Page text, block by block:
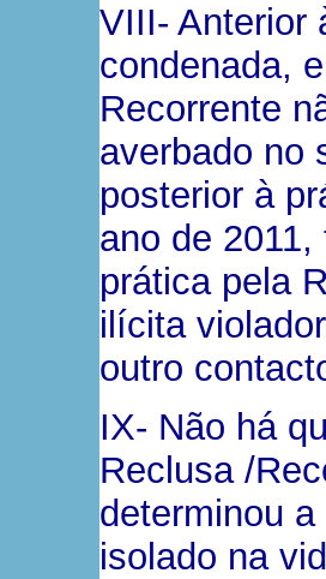
VIII- Anterior
condenada,
Recorrente
averbado no
posterior à
ano de
prática pela
ilícita
outro
IX- Não há
Reclusa /
determinou
isolado na